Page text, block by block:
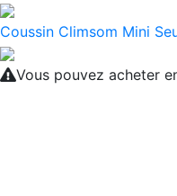
Coussin Climsom Mini
Vous pouvez acheter